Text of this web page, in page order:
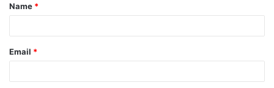
*
Name *
Email *